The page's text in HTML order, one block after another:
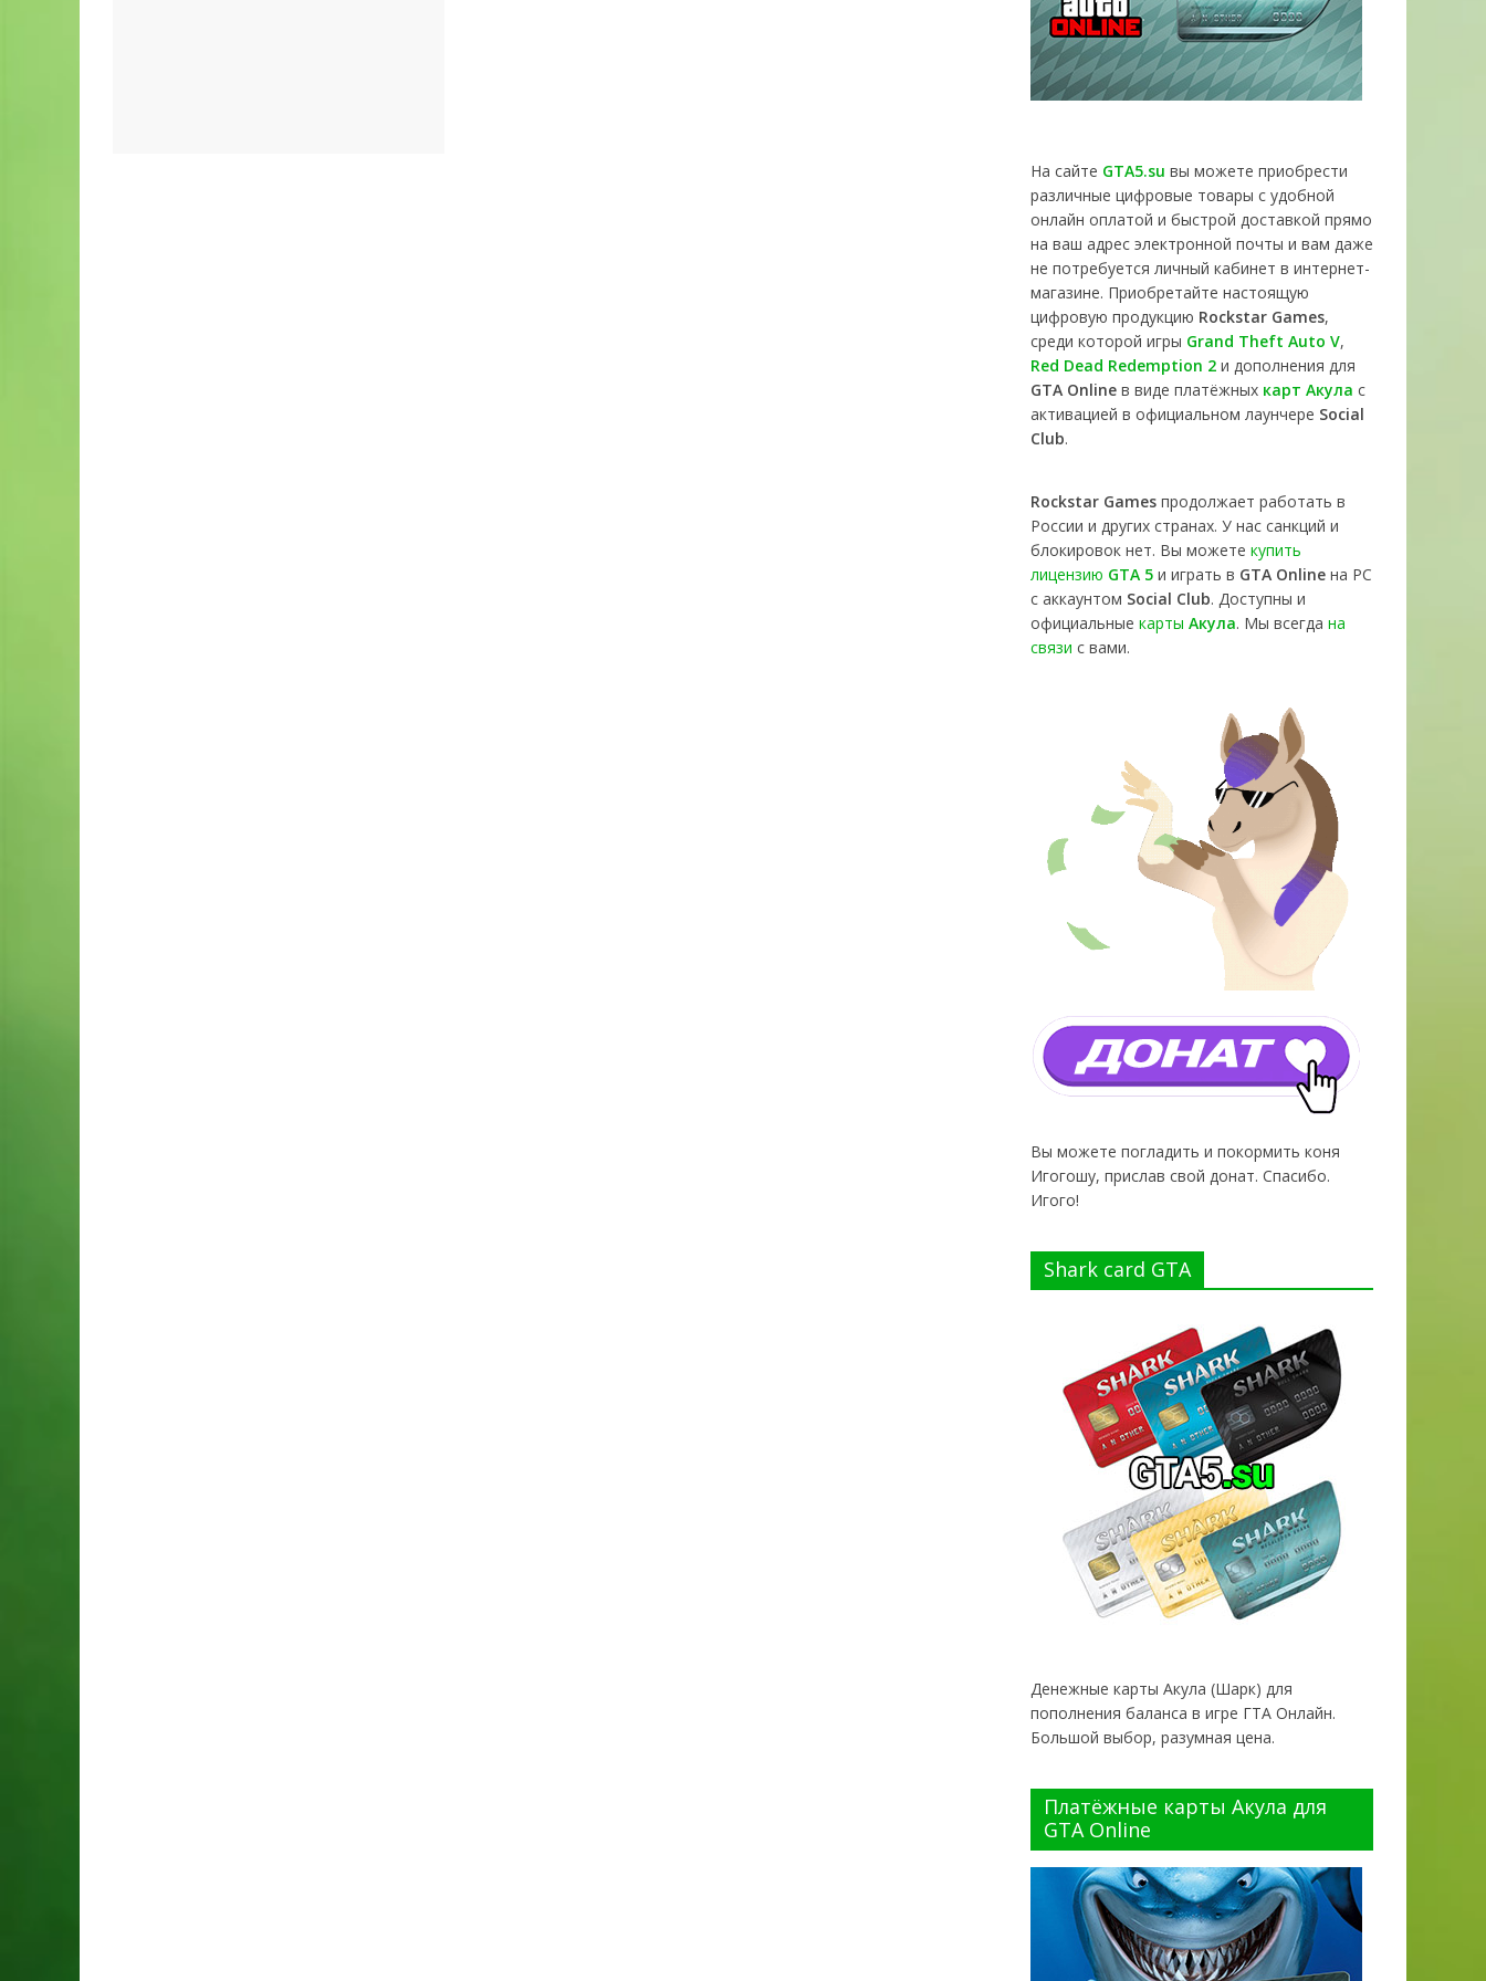
На сайте GTA5.su вы можете приобрести
различные цифровые товары с удобной
онлайн оплатой и быстрой доставкой прямо
на ваш адрес электронной почты и вам даже
не потребуется личный кабинет в интернет-
магазине. Приобретайте настоящую
цифровую продукцию Rockstar Games,
среди которой игры Grand Theft Auto V,
Red Dead Redemption 2 и дополнения для
GTA Online в виде платёжных карт Акула с
активацией в официальном лаунчере Social
Club.
Rockstar Games продолжает работать в
России и других странах. У нас санкций и
блокировок нет. Вы можете купить
лицензию GTA 5 и играть в GTA Online на PC
с аккаунтом Social Club. Доступны и
официальные карты Акула. Мы всегда на
связи с вами.
Вы можете погладить и покормить коня
Игогошу, прислав свой донат. Спасибо.
Игого!
Shark card GTA
Денежные карты Акула (Шарк) для
пополнения баланса в игре ГТА Онлайн.
Большой выбор, разумная цена.
Платёжные карты Акула для
GTA Online